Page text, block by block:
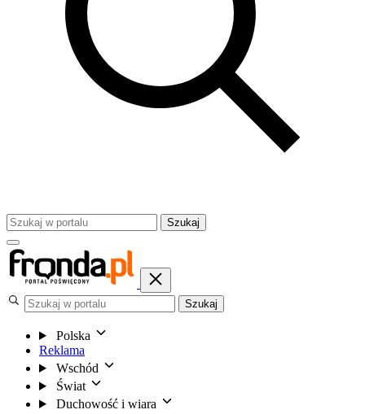
Szukaj
Szukaj
Polska
Reklama
Wschód
Świat
Duchowość i wiara